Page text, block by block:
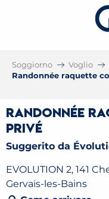
Soggiorno Voglio
Randonnée raquette
Randonnée
privé
Suggerito da
EVOLUTION 2, 141
Gervais-les-Bains